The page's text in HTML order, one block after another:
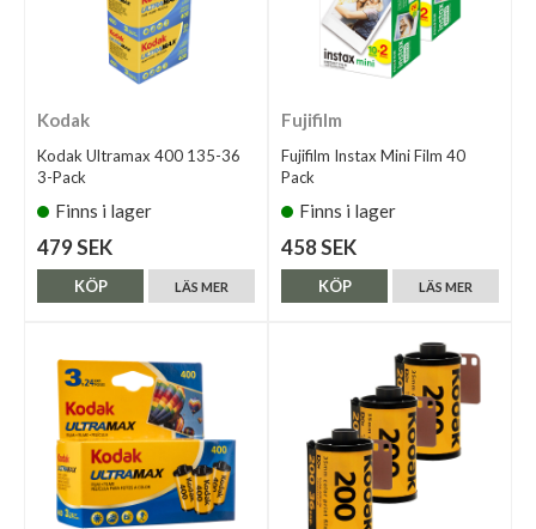
Kodak
Kodak Ultramax 400 135-36
3-Pack
Finns i lager
479 SEK
LÄS MER
KÖP
Fujifilm
Fujifilm Instax Mini Film 40
Pack
Finns i lager
458 SEK
LÄS MER
KÖP